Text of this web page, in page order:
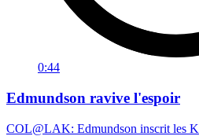
0:44
Edmundson ravive l'espoir
COL@LAK: Edmundson inscrit les